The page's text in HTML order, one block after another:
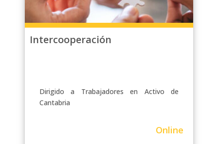
Intercooperación
Dirigido a Trabajadores en Activo de
Cantabria
Online